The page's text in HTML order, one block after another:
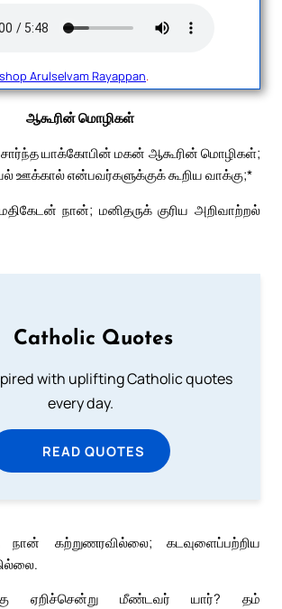
Arulselvam Rayappan.
ஆகூரின் மொழிகள்
யாக்கோபின் மகன் ஆகூரின் மொழிகள்;
ஊக்கால் என்பவர்களுக்குக் கூறிய வாக்கு;*
நான்; மனிதருக் குரிய அறிவாற்றல்
Catholic Quotes
with uplifting Catholic quotes
every day.
READ QUOTES
கற்றுணரவில்லை; கடவுளைப்பற்றிய
ஏறிச்சென்று மீண்டவர் யார்? தம்